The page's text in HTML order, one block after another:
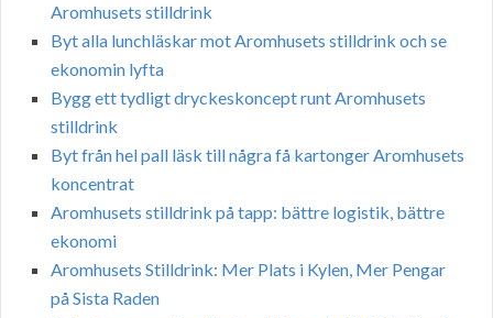
Aromhusets stilldrink
Byt alla lunchläskar mot Aromhusets stilldrink och se
ekonomin lyfta
Bygg ett tydligt dryckeskoncept runt Aromhusets
stilldrink
Byt från hel pall läsk till några få kartonger Aromhusets
koncentrat
Aromhusets stilldrink på tapp: bättre logistik, bättre
ekonomi
Aromhusets Stilldrink: Mer Plats i Kylen, Mer Pengar
på Sista Raden